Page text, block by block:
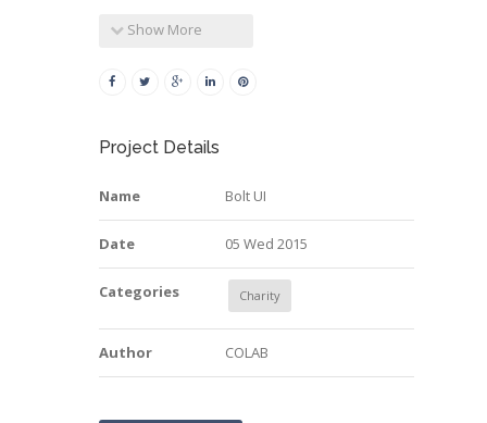
Show More
Project Details
Name Bolt UI
Date 05 Wed 2015
Categories Charity
Author COLAB